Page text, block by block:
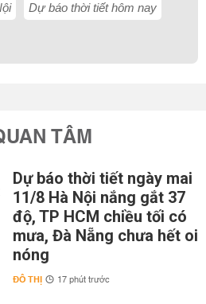
Dự báo thời tiết hôm nay
TÂM
Dự báo thời tiết ngày mai
11/8 Hà Nội nắng gắt 37
độ, TP HCM chiều tối có
mưa, Đà Nẵng chưa hết oi
nóng
ĐÔ THỊ 17 phút trước